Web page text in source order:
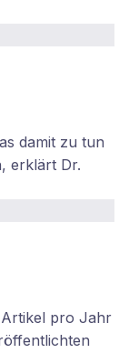
damit zu tun
erklärt Dr.
pro Jahr